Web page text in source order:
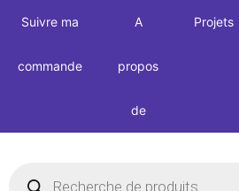
Suivre ma
commande
A
propos
de
Projets